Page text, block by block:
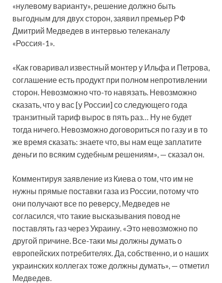
«нулевому варианту», решение должно быть
выгодным для двух сторон, заявил премьер РФ
Дмитрий Медведев в интервью телеканалу
«Россия-1».
«Как говаривал известный монтер у Ильфа и Петрова,
соглашение есть продукт при полном непротивлении
сторон. Невозможно что-то навязать. Невозможно
сказать, что у вас [у России] со следующего года
транзитный тариф вырос в пять раз… Ну не будет
тогда ничего. Невозможно договориться по газу и в то
же время сказать: знаете что, вы нам еще заплатите
деньги по всяким судебным решениям», — сказал он.
Комментируя заявление из Киева о том, что им не
нужны прямые поставки газа из России, потому что
они получают все по реверсу, Медведев не
согласился, что такие высказывания повод не
поставлять газ через Украину. «Это невозможно по
другой причине. Все-таки мы должны думать о
европейских потребителях. Да, собственно, и о наших
украинских коллегах тоже должны думать», — отметил
Медведев.